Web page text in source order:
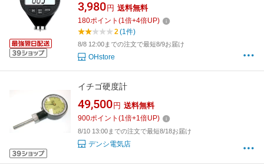
(ブラック, デジタル)
3,980 円 送料無料
180ポイント (1倍+4倍UP)
2(1件)
8/8 12:00までの注文で最短8/9お届け
OHstore
イチゴ硬度計
49,500 円 送料無料
900ポイント (1倍+1倍UP)
8/10 13:00までの注文で最短8/18お届け
デンシ電気店